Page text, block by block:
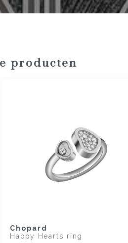
producten
Chopard
Happy Hearts ring